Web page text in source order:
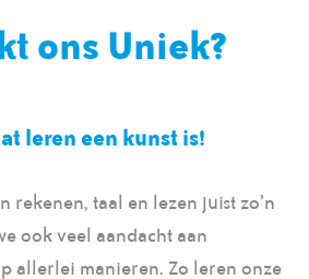
ons Uniek?
leren een kunst is!
rekenen, taal en lezen juist zo’n
ook veel aandacht aan
allerlei manieren. Zo leren onze